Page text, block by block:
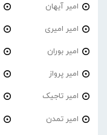
امیر آیهان
امیر امیری
امیر‌ بوران
امیر پرواز
امیر تاجیک
امیر تمدن